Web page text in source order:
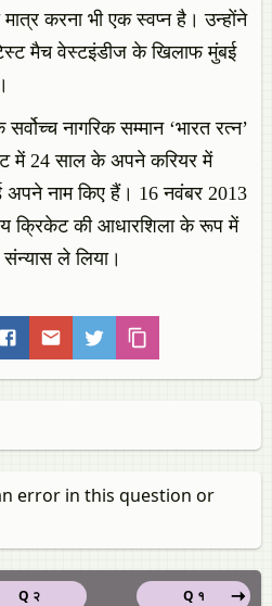
करना भी एक स्वप्न है। उन्होंने
मैच वेस्टइंडीज के खिलाफ मुंबई
नागरिक सम्मान ‘भारत रत्न’
में 24 साल के अपने करियर में
अपने नाम किए हैं। 16 नवंबर 2013
क्रिकेट की आधारशिला के रूप में
ले लिया।
error in this question or
Q २
Q १